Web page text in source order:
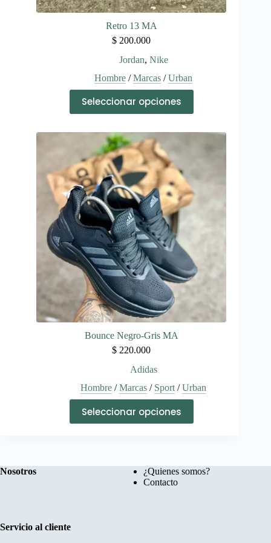
Retro 13 MA
$ 200.000
Jordan, Nike
Hombre /Marcas /Urban
Seleccionar opciones
producto
tiene
variantes.
Las
opciones
se
pueden
elegir
en
la
página
de
producto
Bounce Negro-Gris MA
$ 220.000
Adidas
Hombre /Marcas / Sport /Urban
Seleccionar opciones
producto
tiene
opciones
se
Nosotros
¿Quienes somos?
Contacto
Servicio al cliente